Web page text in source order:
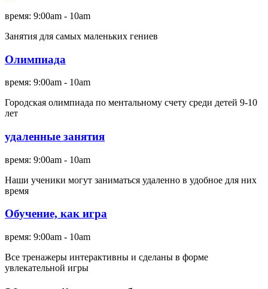
время: 9:00am - 10am
Занятия для самых маленьких гениев
Олимпиада
время: 9:00am - 10am
Городская олимпиада по ментальному счету среди детей 9-10
лет
удаленные занятия
время: 9:00am - 10am
Наши ученики могут заниматься удаленно в удобное для них
время
Обучение, как игра
время: 9:00am - 10am
Все тренажеры интерактивны и сделаны в форме
увлекательной игры